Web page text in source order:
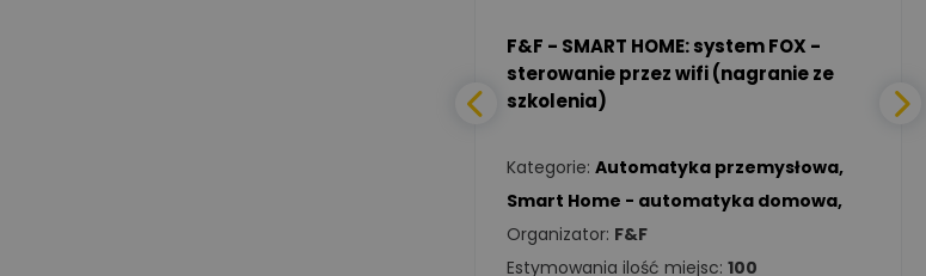
Daniel Michalik
Tomasz Kowalski Zadaj pytanie
F&F - SMART HOME: system FOX -
sterowanie przez wifi (nagranie ze
szkolenia)
Kategorie: Automatyka przemysłowa,
Smart Home - automatyka domowa,
Organizator: F&F
Estymowania ilość miejsc: 100